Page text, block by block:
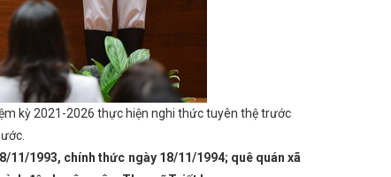
Nam”
Hà Tĩnh quán triệt các chuyên đề
vùng Bắc Trung bộ – Hà Tĩnh 2025 diễn
Tĩnh thăm Công ty TNHH Công nghệ bảo vệ
tầm nhìn đến năm 2050
toàn, ổn định các nhà máy điện trong thời
HÀ TĨNH
Lễ ký kết Bản ghi nhớ hợp
ty TNHH Nhiệt điện Vũng Áng II
Nữ
triển hệ thống đường sắt Việt Nam
Đoàn công tác LĐLĐ tỉnh làm việc với CĐN
than đầu tiên
Giải pháp quản lý nhà
kỳ 2021-2026 thực hiện nghi thức tuyên thệ trước
11/1993, chính thức ngày 18/11/1994; quê quán xã